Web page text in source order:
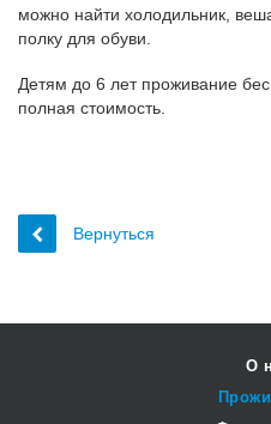
можно найти холодильник,
полку для обуви.
Детям до 6 лет проживание
полная стоимость.
Вернуться
О